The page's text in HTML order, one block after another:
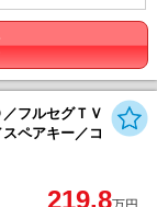
フルセグＴＶ
ペアキー／コ
219.8